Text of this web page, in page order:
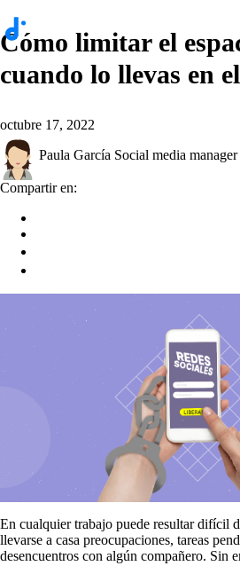
Cómo limitar el
cuando lo llevas en
octubre 17, 2022
Paula García Social media manager
Compartir en:
En cualquier trabajo puede resultar difícil
llevarse a casa preocupaciones, tareas
desencuentros con algún compañero. Sin